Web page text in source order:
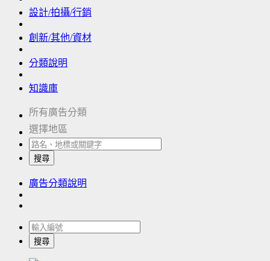
設計/拍攝/行銷
創新/其他/資材
分類說明
知識庫
所有廣告分類
選擇地區
搜尋
廣告分類說明
搜尋